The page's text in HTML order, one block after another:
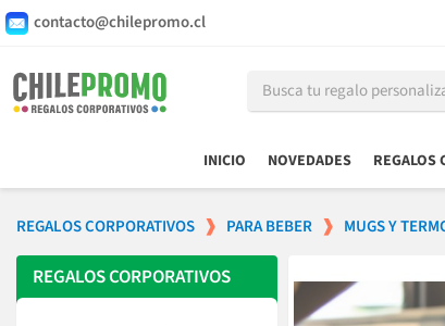
contacto@chilepromo.cl
INICIO NOVEDADES REGALOS
REGALOS CORPORATIVOS PARA BEBER MUGS Y
REGALOS CORPORATIVOS